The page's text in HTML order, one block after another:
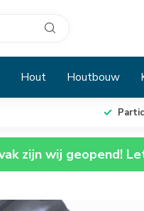
Hout Houtbouw
zijn wij geopend!